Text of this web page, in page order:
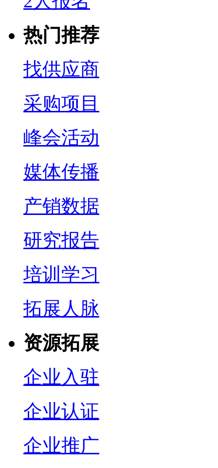
热门推荐
找供应商
采购项目
峰会活动
媒体传播
产销数据
研究报告
培训学习
拓展人脉
资源拓展
企业入驻
企业认证
企业推广